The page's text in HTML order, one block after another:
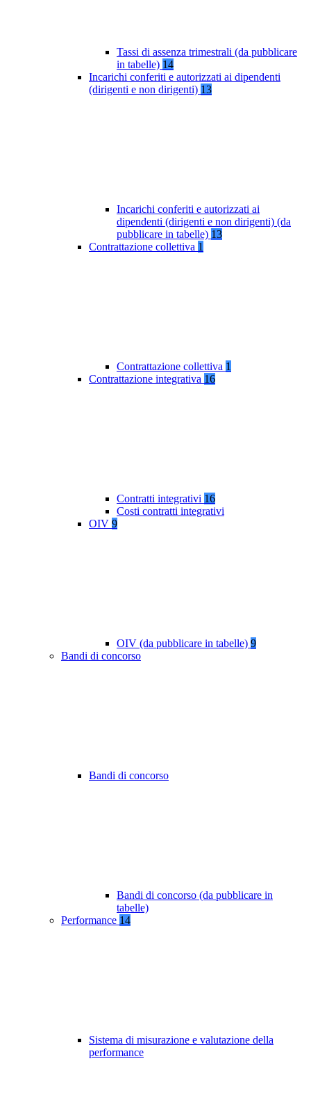
Tassi di assenza trimestrali (da pubblicare
in tabelle) 14
Incarichi conferiti e autorizzati ai dipendenti
(dirigenti e non dirigenti) 13
Incarichi conferiti e autorizzati ai
dipendenti (dirigenti e non dirigenti) (da
pubblicare in tabelle) 13
Contrattazione collettiva 1
Contrattazione collettiva 1
Contrattazione integrativa 16
Contratti integrativi 16
Costi contratti integrativi
OIV 9
OIV (da pubblicare in tabelle) 9
Bandi di concorso
Bandi di concorso
Bandi di concorso (da pubblicare in
tabelle)
Performance 14
Sistema di misurazione e valutazione della
performance